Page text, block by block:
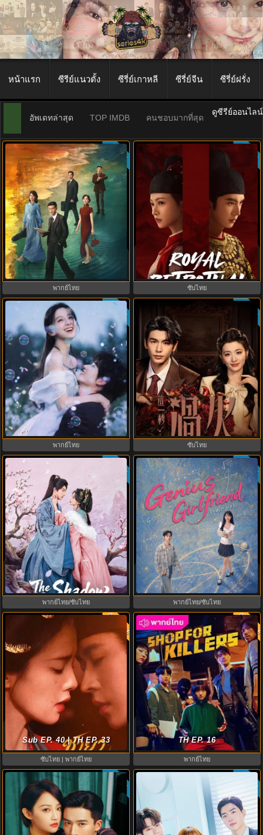
หน้าแรก ซีรีย์แนวตั้ง ซีรี่ย์เกาหลี ซีรี่ย์จีน ซีรี่ย์ฝรั่ง
อัพเดทล่าสุด TOP IMDB คนชอบมากที่สุด
ดูซีรีย์ออนไล
Silent Tides คลื่นลมลวง (2025)
พากย์ไทย ซับไทย EP.1-31
9.5 ซับไทย
พากย์ไทย
Royal Betrothal (2026) สัญญาวิวาห์
แห่งราชวงศ์ พากย์ไทย ซับไทย
EP1-32
ซับไทย
ซับไทย
ฤดูร้อนนิรันดร์ (2026) Never-Ending
Summer พากย์ไทย EP.1-29
ซับไทย
พากย์ไทย
Overdo (2026) รักเกินแค้น พากย์
ไทย ซับไทย EP1-33 (จบ)
ซับไทย
ซับไทย
Princess Zhaoyang องค์หญิงเจา
หยาง (2026) พากย์ไทย ซับไทย
EP.1-18
8.0 ซับไทย
พากย์ไทย/ซับไทย
Genius Girlfriend แฟนสาวอัจฉริยะ
(2026) พากย์ไทย ซับไทย EP.1-28
9.0 ซับไทย
พากย์ไทย/ซับไทย
The First Jasmine ชายาเคียงหทัย
(2026) พากย์ไทย EP.1-40
พากย์ไทย
Sub EP. 40 | TH EP. 33
ซับไทย | พากย์ไทย
ดูซีรี่ย์ A Shop for Killers 2 ร้านลับ
นักฆ่า ซีซัน 2 (2026) ซับไทย-พากย์
ไทย
8.0 พากย์ไทย
TH EP. 16
พากย์ไทย
ซับไทย ซับไทย